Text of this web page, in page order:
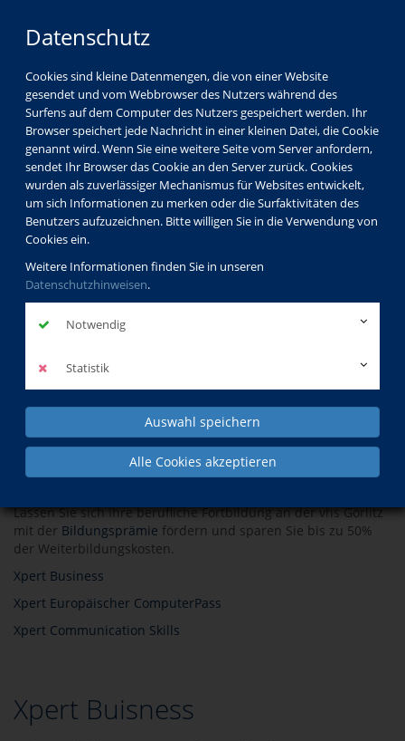
Datenschutz
Cookies sind kleine Datenmengen, die von einer Website
gesendet und vom Webbrowser des Nutzers während des
Surfens auf dem Computer des Nutzers gespeichert werden. Ihr
Browser speichert jede Nachricht in einer kleinen Datei, die Cookie
genannt wird. Wenn Sie eine weitere Seite vom Server anfordern,
sendet Ihr Browser das Cookie an den Server zurück. Cookies
wurden als zuverlässiger Mechanismus für Websites entwickelt,
um sich Informationen zu merken oder die Surfaktivitäten des
Benutzers aufzuzeichnen. Bitte willigen Sie in die Verwendung von
Cookies ein.
Weitere Informationen finden Sie in unseren
Datenschutzhinweisen.
Notwendig
Statistik
Auswahl speichern
Alle Cookies akzeptieren
Werden Sie zum Xperten
Xpert ist ein Markenzeichen der deutschen Volkshochschulen
und europäischer Bildungsträger. Es steht für ein qualitativ
hochwertiges und standardisiertes System zur Vermittlung
und Zertifizierung von fachlichen und persönlichen
Lassen Sie sich Ihre berufliche Fortbildung an der vhs Görlitz
mit der Bildungsprämie fördern und sparen Sie bis zu 50%
der Weiterbildungskosten.
Xpert Business
Xpert Europäischer ComputerPass
Xpert Communication Skills
Xpert Buisness